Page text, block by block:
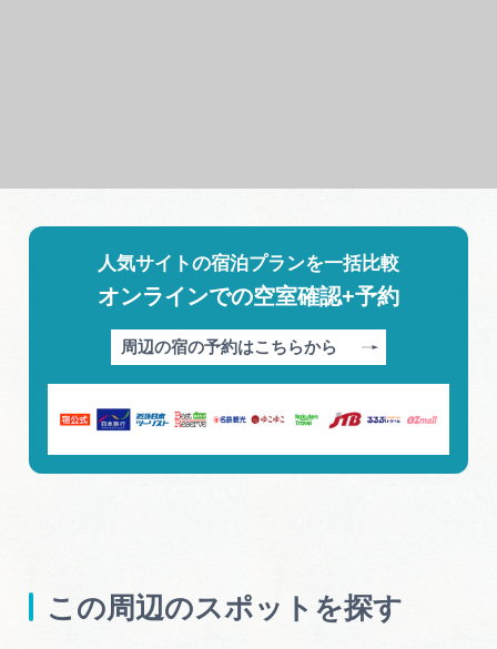
人気サイトの宿泊プランを一括比較
オンラインでの空室確認+予約
周辺の宿の予約はこちらから
この周辺のスポットを探す